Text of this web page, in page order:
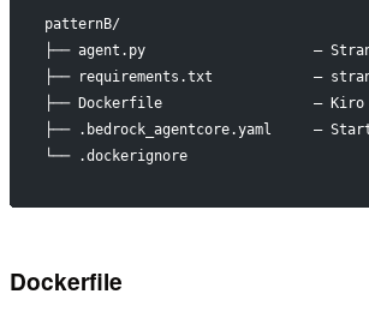
patternB/
├── agent.py                    — Strands
├── requirements.txt            —
├── Dockerfile                  — Kiro CLI
├── .bedrock_agentcore.yaml     —
└── .dockerignore
Dockerfile